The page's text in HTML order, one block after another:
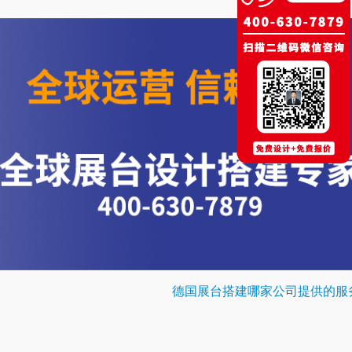
德国展台搭建哪家公司提供的服